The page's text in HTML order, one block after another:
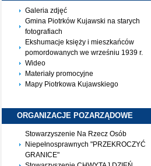
Galeria zdjęć
Gmina Piotrków Kujawski na starych
fotografiach
Ekshumacje księży i mieszkańców
pomordowanych we wrześniu 1939 r.
Wideo
Materiały promocyjne
Mapy Piotrkowa Kujawskiego
ORGANIZACJE POZARZĄDOWE
Stowarzyszenie Na Rzecz Osób
Niepełnosprawnych "PRZEKROCZYĆ
GRANICE"